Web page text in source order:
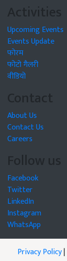
Activities
Upcoming Events
Events Update
फोरम
फोटो गैलरी
वीडियो
Contact
About Us
Contact Us
Careers
Follow us
Facebook
Twitter
LinkedIn
Instagram
WhatsApp
Privacy Policy|